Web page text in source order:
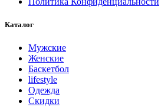
Каталог
Мужские
Женские
Баскетбол
lifestyle
Одежда
Скидки